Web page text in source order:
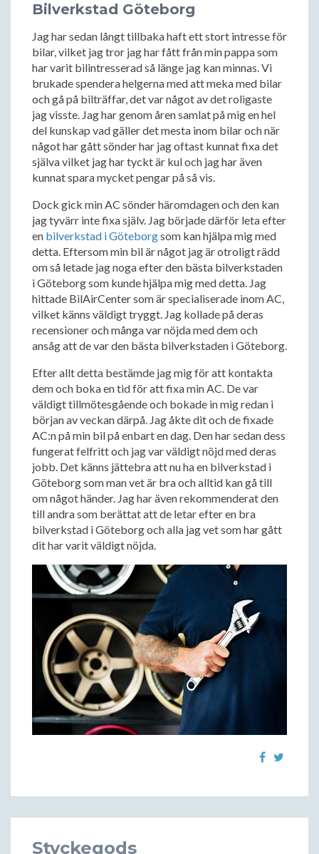
Bilverkstad Göteborg
Jag har sedan långt tillbaka haft ett stort intresse för
bilar, vilket jag tror jag har fått från min pappa som
har varit bilintresserad så länge jag kan minnas. Vi
brukade spendera helgerna med att meka med bilar
och gå på bilträffar, det var något av det roligaste
jag visste. Jag har genom åren samlat på mig en hel
del kunskap vad gäller det mesta inom bilar och när
något har gått sönder har jag oftast kunnat fixa det
själva vilket jag har tyckt är kul och jag har även
kunnat spara mycket pengar på så vis.
Dock gick min AC sönder häromdagen och den kan
jag tyvärr inte fixa själv. Jag började därför leta efter
en bilverkstad i Göteborgsom kan hjälpa mig med
detta. Eftersom min bil är något jag är otroligt rädd
om så letade jag noga efter den bästa bilverkstaden
i Göteborg som kunde hjälpa mig med detta. Jag
hittade BilAirCenter som är specialiserade inom AC,
vilket känns väldigt tryggt. Jag kollade på deras
recensioner och många var nöjda med dem och
ansåg att de var den bästa bilverkstaden i Göteborg.
Efter allt detta bestämde jag mig för att kontakta
dem och boka en tid för att fixa min AC. De var
väldigt tillmötesgående och bokade in mig redan i
början av veckan därpå. Jag åkte dit och de fixade
AC:n på min bil på enbart en dag. Den har sedan dess
fungerat felfritt och jag var väldigt nöjd med deras
jobb. Det känns jättebra att nu ha en bilverkstad i
Göteborg som man vet är bra och alltid kan gå till
om något händer. Jag har även rekommenderat den
till andra som berättat att de letar efter en bra
bilverkstad i Göteborg och alla jag vet som har gått
dit har varit väldigt nöjda.
Styckegods